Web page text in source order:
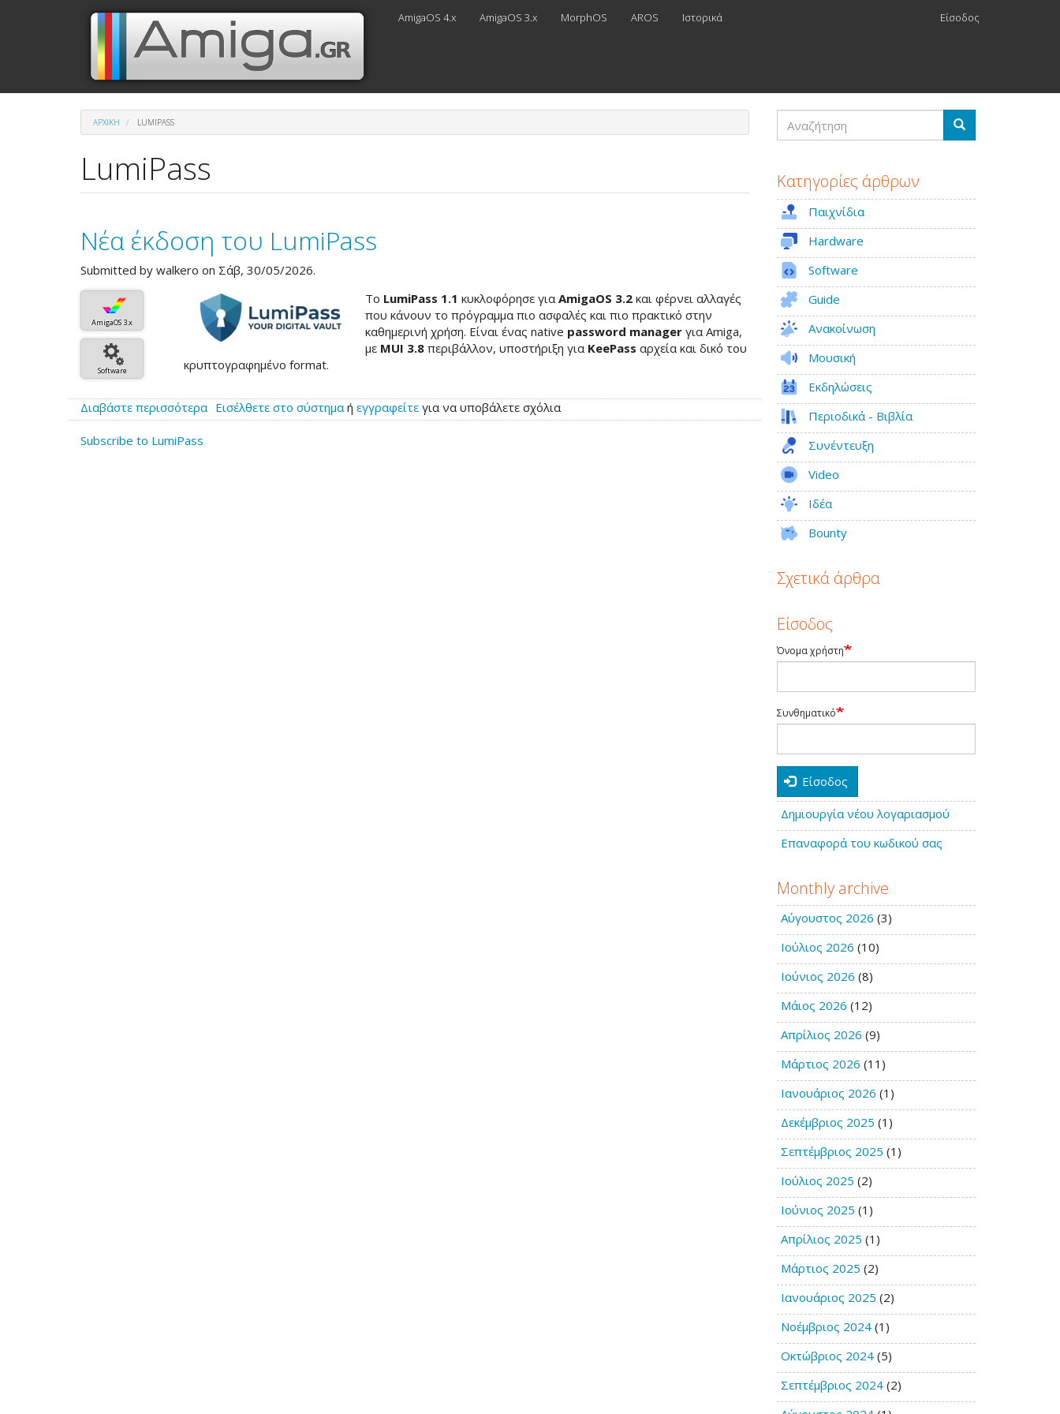
Μενού
λογαριασμού
χρήστη
Είσοδος
Κεντρική
πλοήγηση
AmigaOS 4.x AmigaOS 3.x MorphOS AROS Ιστορικά
ΑΡΧΙΚΉ LUMIPASS
LumiPass
Νέα έκδοση του LumiPass
Submitted by walkero on Σάβ, 30/05/2026.
AmigaOS 3.x
Software
Το LumiPass 1.1 κυκλοφόρησε γιαAmigaOS 3.2 και φέρνει αλλαγές
που κάνουν το πρόγραμμα πιο ασφαλές και πιο πρακτικό στην
καθημερινή χρήση. Είναι ένας native password manager για Amiga,
με MUI 3.8 περιβάλλον, υποστήριξη για KeePass αρχεία και δικό του
κρυπτογραφημένο format.
Διαβάστε περισσότεραγια
το
Εισέλθετε στο σύστημαή εγγραφείτε για να υποβάλετε σχόλια
Subscribe to LumiPass
Αναζήτηση
Αναζήτηση
Κατηγορίες άρθρων
Παιχνίδια
Hardware
Software
Guide
Ανακοίνωση
Μουσική
Εκδηλώσεις
Περιοδικά - Βιβλία
Συνέντευξη
Video
Ιδέα
Bounty
Σχετικά άρθρα
Είσοδος
Όνομα χρήστη
Συνθηματικό
Είσοδος
Δημιουργία νέου λογαριασμού
Επαναφορά του κωδικού σας
Monthly archive
Αύγουστος 2026 (3)
Ιούλιος 2026 (10)
Ιούνιος 2026 (8)
Μάιος 2026 (12)
Απρίλιος 2026 (9)
Μάρτιος 2026 (11)
Ιανουάριος 2026 (1)
Δεκέμβριος 2025 (1)
Σεπτέμβριος 2025 (1)
Ιούλιος 2025 (2)
Ιούνιος 2025 (1)
Απρίλιος 2025 (1)
Μάρτιος 2025 (2)
Ιανουάριος 2025 (2)
Νοέμβριος 2024(1)
Οκτώβριος 2024(5)
Σεπτέμβριος 2024(2)